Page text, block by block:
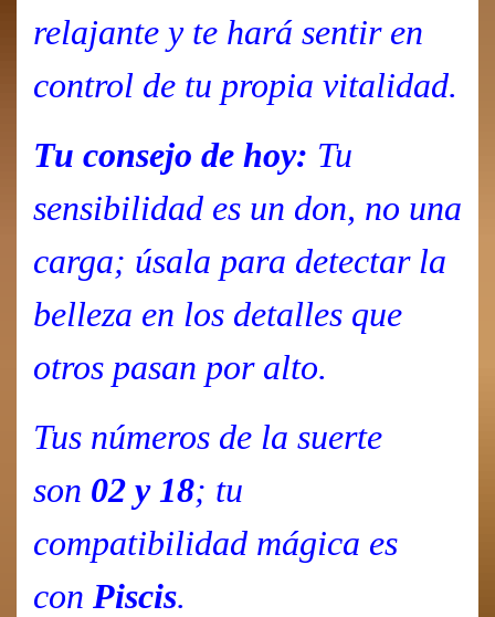
relajante y te hará sentir en
control de tu propia vitalidad.
Tu consejo de hoy: Tu
sensibilidad es un don, no una
carga; úsala para detectar la
belleza en los detalles que
otros pasan por alto.
Tus números de la suerte
son 02 y 18; tu
compatibilidad mágica es
con Piscis.